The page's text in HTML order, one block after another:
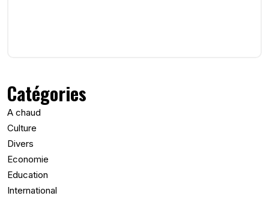
Catégories
A chaud
Culture
Divers
Economie
Education
International